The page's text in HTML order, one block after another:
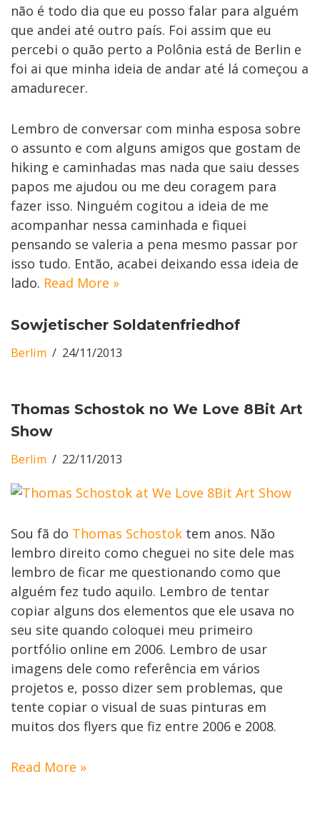
não é todo dia que eu posso falar para alguém
que andei até outro país. Foi assim que eu
percebi o quão perto a Polônia está de Berlin e
foi ai que minha ideia de andar até lá começou a
amadurecer.
Lembro de conversar com minha esposa sobre
o assunto e com alguns amigos que gostam de
hiking e caminhadas mas nada que saiu desses
papos me ajudou ou me deu coragem para
fazer isso. Ninguém cogitou a ideia de me
acompanhar nessa caminhada e fiquei
pensando se valeria a pena mesmo passar por
isso tudo. Então, acabei deixando essa ideia de
lado. Read More »
Sowjetischer Soldatenfriedhof
Berlim 24/11/2013
Thomas Schos­tok no We Love 8Bit Art
Show
Berlim 22/11/2013
Sou fã do Thomas Schos­tok tem anos. Não
lembro direito como cheguei no site dele mas
lembro de ficar me questionando como que
alguém fez tudo aquilo. Lembro de tentar
copiar alguns dos elementos que ele usava no
seu site quando coloquei meu primeiro
portfólio online em 2006. Lembro de usar
imagens dele como referência em vários
projetos e, posso dizer sem problemas, que
tente copiar o visual de suas pinturas em
muitos dos flyers que fiz entre 2006 e 2008.
Read More »